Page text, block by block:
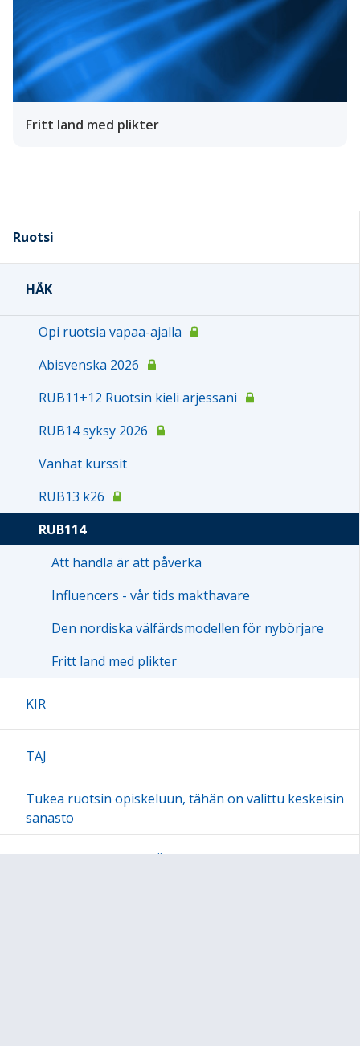
Fritt land med plikter
Ruotsi
HÄK
Opi ruotsia vapaa-ajalla
Abisvenska 2026
RUB11+12 Ruotsin kieli arjessani
RUB14 syksy 2026
Vanhat kurssit
RUB13 k26
RUB114
Att handla är att påverka
Influencers - vår tids makthavare
Den nordiska välfärdsmodellen för nybörjare
Fritt land med plikter
KIR
TAJ
Tukea ruotsin opiskeluun, tähän on valittu keskeisin
sanasto